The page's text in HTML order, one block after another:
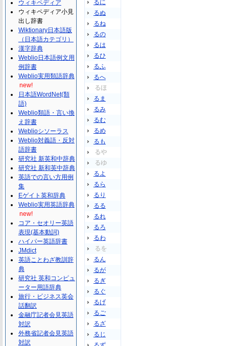
るに
るぬ
るね
るの
るは
るひ
るふ
るへ
るほ
るま
るみ
るむ
るめ
るも
るや
るゆ
るよ
るら
るり
るる
るれ
るろ
るわ
るを
るん
るが
るぎ
るぐ
るげ
るご
るざ
るじ
ウィキペディア
ウィキペディア小見
出し辞書
Wiktionary日本語版
（日本語カテゴリ）
漢字辞典
Weblio日本語例文用
例辞書
Weblio実用類語辞典
new!
日本語WordNet(類
語)
Weblio類語・言い換
え辞書
Weblioシソーラス
Weblio対義語・反対
語辞書
研究社 新英和中辞典
研究社 新和英中辞典
英語での言い方用例
集
Eゲイト英和辞典
Weblio実用英語辞典
new!
コア・セオリー英語
表現(基本動詞)
ハイパー英語辞書
JMdict
英語ことわざ教訓辞
典
研究社 英和コンピュ
ーター用語辞典
旅行・ビジネス英会
話翻訳
金融庁記者会見英語
対訳
外務省記者会見英語
対訳